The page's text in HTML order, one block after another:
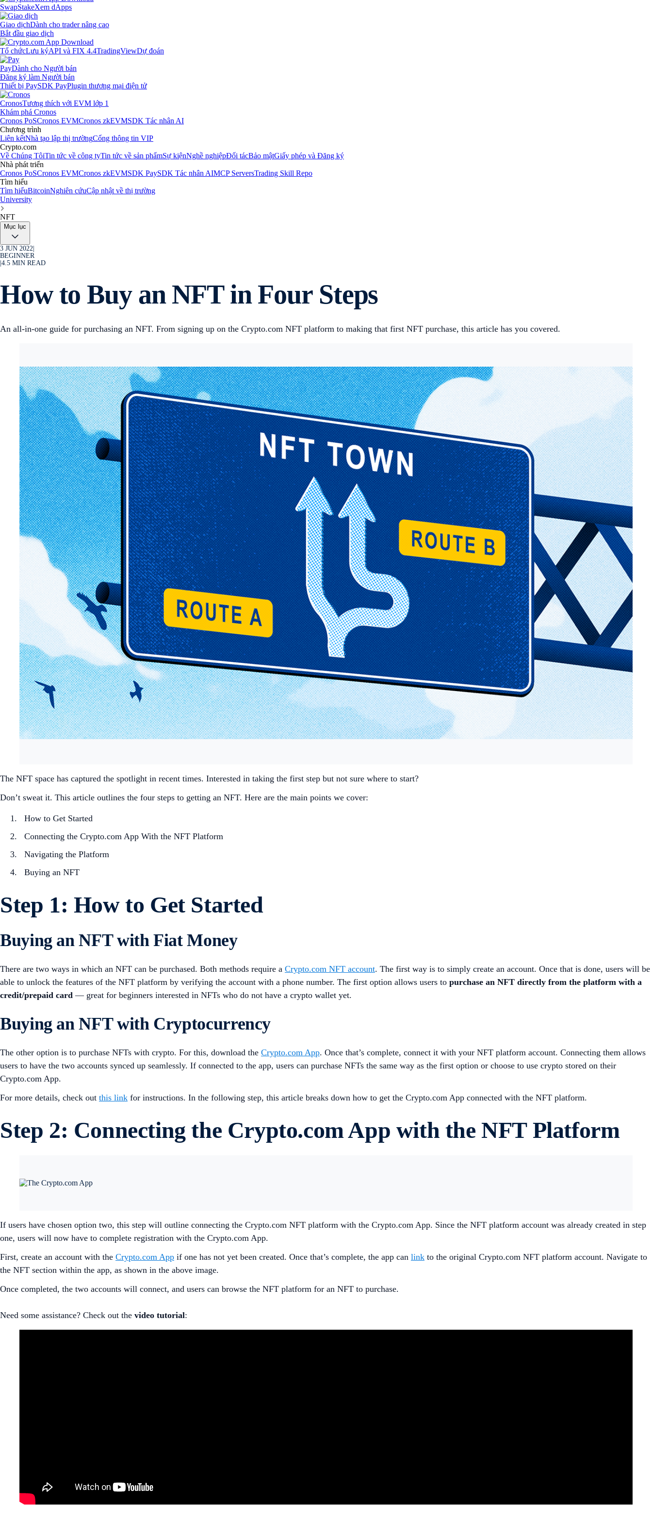
SwapStakeXem dApps
Giao dịchDành cho trader nâng cao
Bắt đầu giao dịch
Tổ chứcLưu kýAPI và FIX 4.4TradingViewDự đoán
PayDành cho Người bán
Đăng ký làm Người bán
Thiết bị PaySDK PayPlugin thương mại điện tử
CronosTương thích với EVM lớp 1
Khám phá Cronos
Cronos PoSCronos EVMCronos zkEVMSDK Tác nhân AI
Chương trình
Liên kếtNhà tạo lập thị trườngCổng thông tin VIP
Crypto.com
Về Chúng TôiTin tức về công tyTin tức về sản phẩmSự kiệnNghề nghiệpĐối tácBảo mậtGiấy phép và Đăng ký
Nhà phát triển
Cronos PoSCronos EVMCronos zkEVMSDK PaySDK Tác nhân AIMCP ServersTrading Skill Repo
Tìm hiểu
Tìm hiểuBitcoinNghiên cứuCập nhật về thị trường
University
NFT
Mục lục
3 JUN 2022
BEGINNER
4.5 MIN READ
How to Buy an NFT in Four Steps
An all-in-one guide for purchasing an NFT. From signing up on the Crypto.com NFT platform to making that first NFT purchase, this article has you covered.
The NFT space has captured the spotlight in recent times. Interested in taking the first step but not sure where to start?
Don’t sweat it. This article outlines the four steps to getting an NFT. Here are the main points we cover:
How to Get Started
Connecting the Crypto.com App With the NFT Platform
Navigating the Platform
Buying an NFT
Step 1: How to Get Started
Buying an NFT with Fiat Money
There are two ways in which an NFT can be purchased. Both methods require a Crypto.com NFT account. The first way is to simply create an account. Once that is done, users will be
able to unlock the features of the NFT platform by verifying the account with a phone number. The first option allows users to purchase an NFT directly from the platform with a
credit/prepaid card — great for beginners interested in NFTs who do not have a crypto wallet yet.
Buying an NFT with Cryptocurrency
The other option is to purchase NFTs with crypto. For this, download the Crypto.com App. Once that’s complete, connect it with your NFT platform account. Connecting them allows
users to have the two accounts synced up seamlessly. If connected to the app, users can purchase NFTs the same way as the first option or choose to use crypto stored on their
Crypto.com App.
For more details, check out this link for instructions. In the following step, this article breaks down how to get the Crypto.com App connected with the NFT platform.
Step 2: Connecting the Crypto.com App with the NFT Platform
If users have chosen option two, this step will outline connecting the Crypto.com NFT platform with the Crypto.com App. Since the NFT platform account was already created in step
one, users will now have to complete registration with the Crypto.com App.
First, create an account with the Crypto.com App if one has not yet been created. Once that’s complete, the app can link to the original Crypto.com NFT platform account. Navigate to
the NFT section within the app, as shown in the above image.
Once completed, the two accounts will connect, and users can browse the NFT platform for an NFT to purchase.
Need some assistance? Check out the video tutorial: